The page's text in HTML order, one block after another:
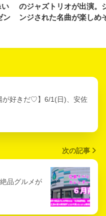
い
ン
のジャズトリオが出演。
ンジされた名曲が楽しめ
が好きだ♡】6/1(日)、安佐
次の記事
品グルメが